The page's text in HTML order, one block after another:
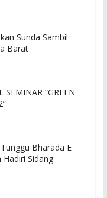
Sunda Sambil
Barat
“GREEN
Bharada E
Sidang